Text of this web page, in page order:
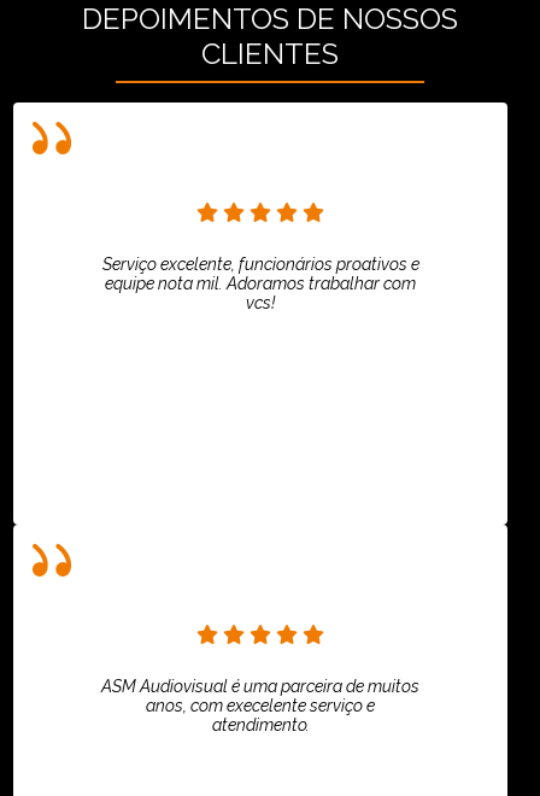
DEPOIMENTOS DE NOSSOS
CLIENTES
Serviço excelente, funcionários proativos e
equipe nota mil. Adoramos trabalhar com
vcs!
ASM Audiovisual é uma parceira de muitos
anos, com execelente serviço e
atendimento.